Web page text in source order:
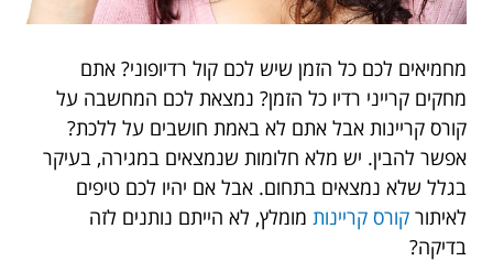
מחמיאים לכם כל הזמן שיש לכם קול רדיופוני? אתם
מחקים קרייני רדיו כל הזמן? נמצאת לכם המחשבה על
קורס קריינות אבל אתם לא באמת חושבים על ללכת?
אפשר להבין. יש מלא חלומות שנמצאים במגירה, בעיקר
בגלל שלא נמצאים בתחום. אבל אם יהיו לכם טיפים
לאיתור קורס קריינות מומלץ, לא הייתם נותנים לזה
בדיקה?